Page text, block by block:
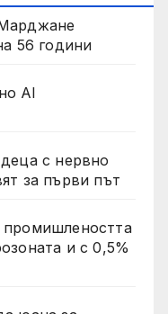
56 години
AI
с нервно
за първи път
и с 0,5%